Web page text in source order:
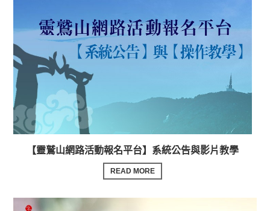
【靈鷲山網路活動報名平台】系統公告與影片教學
READ MORE